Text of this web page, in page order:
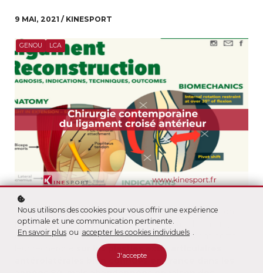
9 MAI, 2021 / KINESPORT
GENOU LCA
Depuis plusieurs années, nous portons une attention
particulière sur les publications concernant la chirurgie
du LCA. Récemment, de nombreux auteurs ont porté
sur les plasties extra articulaires
antérolatérales bien connues en France dans les
Nous utilisons des cookies pour vous offrir une expérience
optimale et une communication pertinente.
En savoir plus ou accepter les cookies individuels .
J'accepte